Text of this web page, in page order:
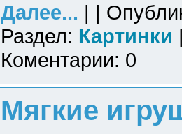
Далее... | |
Раздел: Картинки
Коментарии: 0
Мягкие